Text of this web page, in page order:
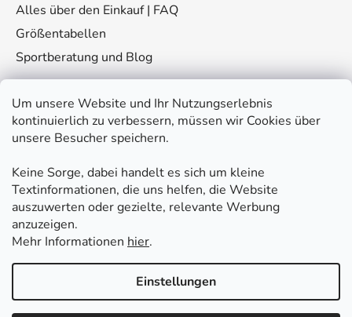
Um unsere Website und Ihr Nutzungserlebnis
kontinuierlich zu verbessern, müssen wir Cookies über
unsere Besucher speichern.
Keine Sorge, dabei handelt es sich um kleine
Textinformationen, die uns helfen, die Website
auszuwerten oder gezielte, relevante Werbung
anzuzeigen.
Mehr Informationen hier.
Einstellungen
Alles über den Einkauf | FAQ
Größentabellen
Sportberatung und Blog
Kontakt
eshop